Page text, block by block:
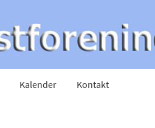
Kalender Kontakt